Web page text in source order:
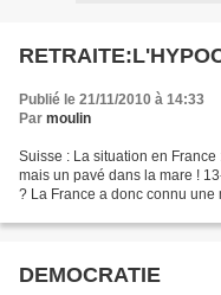
Publié le 21/11/2010 à 14:33
Par moulin
Suisse : La situation en
mais un pavé dans la mare !
? La France a donc connu
DEMOCRATIE